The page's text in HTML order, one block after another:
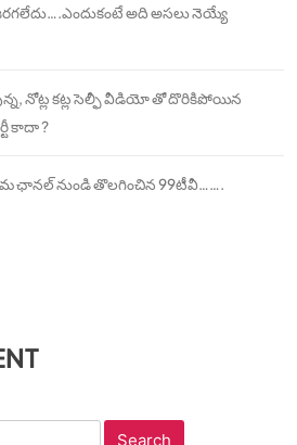
అది అసలు నెయ్యే
నోట్ల కట్ల సెల్ఫీ వీడియో తో దొరికిపోయిన
కాదా ?
ఛానల్ నుండి తొలగించిన 99టీవీ…….